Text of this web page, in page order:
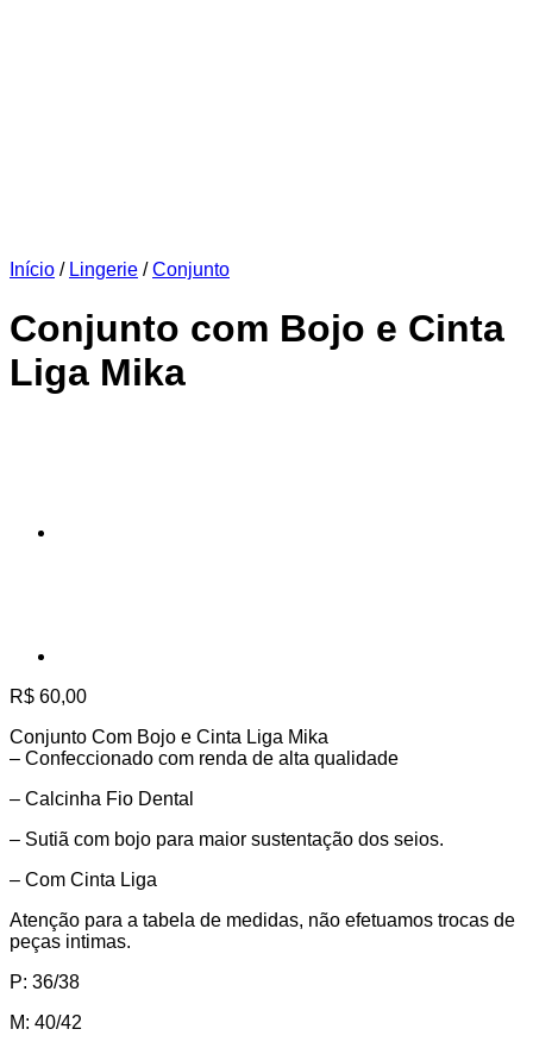
Início / Lingerie / Conjunto
Conjunto com Bojo e Cinta
Liga Mika
R$ 60,00
Conjunto Com Bojo e Cinta Liga Mika
– Confeccionado com renda de alta qualidade
– Calcinha Fio Dental
– Sutiã com bojo para maior sustentação dos seios.
– Com Cinta Liga
Atenção para a tabela de medidas, não efetuamos trocas de
peças intimas.
P: 36/38
M: 40/42